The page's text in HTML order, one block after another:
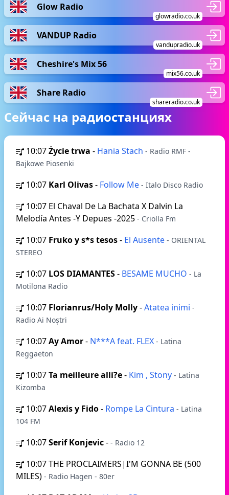
Glow Radio
glowradio.co.uk
VANDUP Radio
vandupradio.uk
Cheshire's Mix 56
mix56.co.uk
Share Radio
shareradio.co.uk
Сейчас на радиостанциях
10:07Życie trwa - Hania Stach - Radio RMF -
Bajkowe Piosenki
10:07 Karl Olivas- Follow Me - Italo Disco Radio
10:07 El Chaval De La Bachata X Dalvin La
Melodía Antes -Y Depues -2025 - Criolla Fm
10:07 Fruko y s*s tesos- El Ausente - ORIENTAL
STEREO
10:07 LOS DIAMANTES- BESAME MUCHO - La
Motilona Radio
10:07 Florianrus/Holy Molly-Atatea inimi -
Radio Ai Noștri
10:07Ay Amor- N***A feat. FLEX - Latina
Reggaeton
10:07Ta meilleure alli?e- Kim , Stony - Latina
Kizomba
10:07Alexis y Fido- Rompe La Cintura - Latina
104 FM
10:07Serif Konjevic- - Radio 12
10:07THE PROCLAIMERS|I'M GONNA BE (500
MILES) - Radio Hagen - 80er